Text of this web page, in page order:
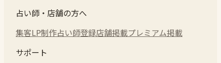
占い師・店舗の方へ
集客LP制作占い師登録店舗掲載プレミアム掲載
サポート